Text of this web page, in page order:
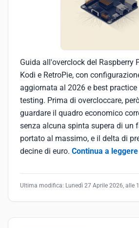
Guida all'overclock del Raspberry
Kodi e RetroPie, con
aggiornata al 2026 e best
testing. Prima di overcloccare,
guardare il quadro economico
senza alcuna spinta supera di un
portato al massimo, e il delta di
decine di euro. Continua a leggere
Ultima modifica: Lunedì 27 Aprile 2026, alle